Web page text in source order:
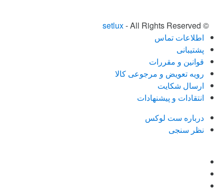
©
setlux- All Rights Reserved
اطلاعات تماس
پشتیبانی
قوانین و مقررات
رویه تعویض و مرجوعی کالا
ارسال شکایت
انتقادات و پیشنهادات
درباره ست لوکس
نظر سنجی